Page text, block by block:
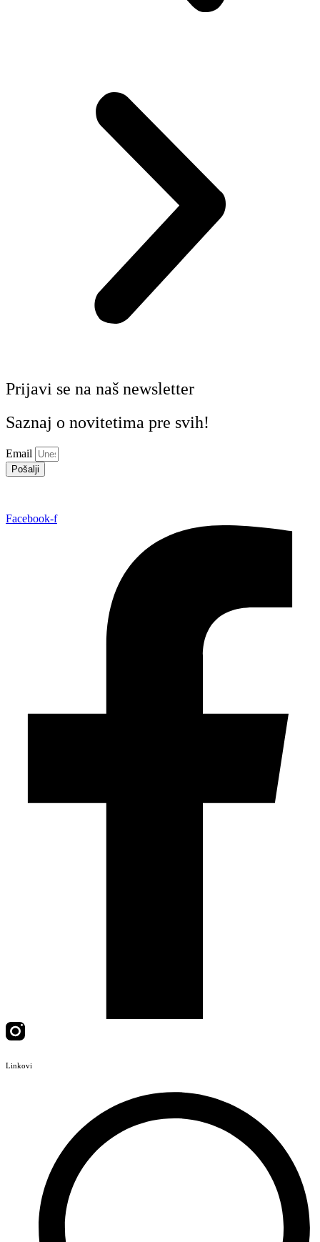
Prijavi se na naš newsletter
Saznaj o novitetima pre svih!
Email
Pošalji
Facebook-f
Linkovi